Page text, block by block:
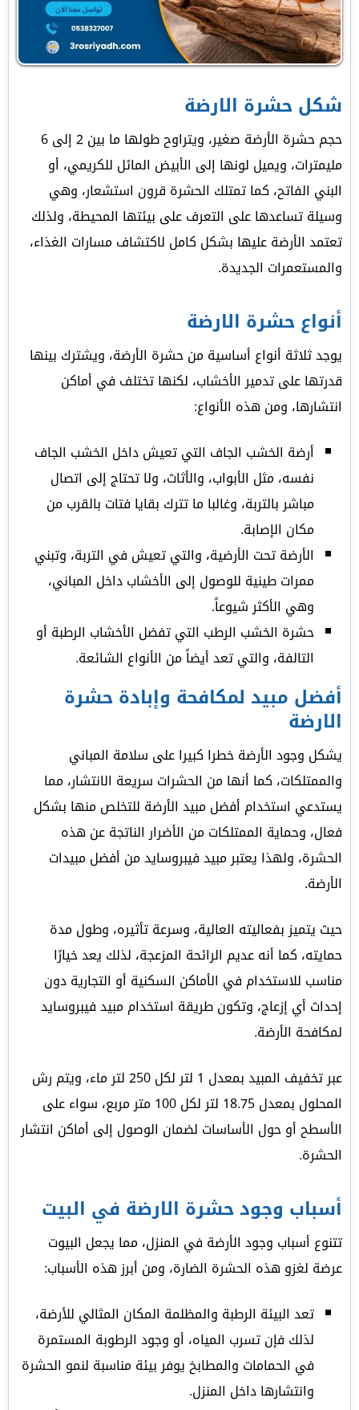
شكل حشرة الارضة
حجم حشرة الأرضة صغير، ويتراوح طولها ما بين 2 إلى 6
مليمترات، ويميل لونها إلى الأبيض المائل للكريمي، أو
البني الفاتح، كما تمتلك الحشرة قرون استشعار، وهي
وسيلة تساعدها على التعرف على بيئتها المحيطة، ولذلك
تعتمد الأرضة عليها بشكل كامل لاكتشاف مسارات الغذاء،
والمستعمرات الجديدة.
أنواع حشرة الارضة
يوجد ثلاثة أنواع أساسية من حشرة الأرضة، ويشترك بينها
قدرتها على تدمير الأخشاب، لكنها تختلف في أماكن
انتشارها، ومن هذه الأنواع:
أرضة الخشب الجاف التي تعيش داخل الخشب الجاف
نفسه، مثل الأبواب، والأثاث، ولا تحتاج إلى اتصال
مباشر بالتربة، وغالبا ما تترك بقايا فتات بالقرب من
مكان الإصابة.
الأرضة تحت الأرضية، والتي تعيش في التربة، وتبني
ممرات طينية للوصول إلى الأخشاب داخل المباني،
وهي الأكثر شيوعاً.
حشرة الخشب الرطب التي تفضل الأخشاب الرطبة أو
التالفة، والتي تعد أيضاً من الأنواع الشائعة.
أفضل مبيد لمكافحة وإبادة حشرة
الارضة
يشكل وجود الأرضة خطرا كبيرا على سلامة المباني
والممتلكات، كما أنها من الحشرات سريعة الانتشار، مما
يستدعي استخدام أفضل مبيد الأرضة للتخلص منها بشكل
فعال، وحماية الممتلكات من الأضرار الناتجة عن هذه
الحشرة، ولهذا يعتبر مبيد فيبروسايد من أفضل مبيدات
الأرضة.
حيث يتميز بفعاليته العالية، وسرعة تأثيره، وطول مدة
حمايته، كما أنه عديم الرائحة المزعجة، لذلك يعد خيارًا
مناسب للاستخدام في الأماكن السكنية أو التجارية دون
إحداث أي إزعاج، وتكون طريقة استخدام مبيد فيبروسايد
لمكافحة الأرضة.
عبر تخفيف المبيد بمعدل 1 لتر لكل 250 لتر ماء، ويتم رش
المحلول بمعدل 18.75 لتر لكل 100 متر مربع، سواء على
الأسطح أو حول الأساسات لضمان الوصول إلى أماكن انتشار
الحشرة.
أسباب وجود حشرة الارضة في البيت
تتنوع أسباب وجود الأرضة في المنزل، مما يجعل البيوت
عرضة لغزو هذه الحشرة الضارة، ومن أبرز هذه الأسباب:
تعد البيئة الرطبة والمظلمة المكان المثالي للأرضة،
لذلك فإن تسرب المياه، أو وجود الرطوبة المستمرة
في الحمامات والمطابخ يوفر بيئة مناسبة لنمو الحشرة
وانتشارها داخل المنزل.